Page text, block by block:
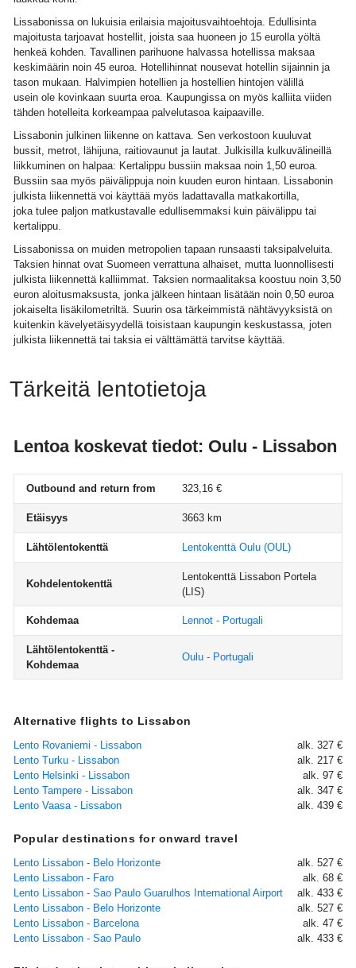
Lissabonissa on lukuisia erilaisia majoitusvaihtoehtoja. Edullisinta
majoitusta tarjoavat hostellit, joista saa huoneen jo 15 eurolla yöltä
henkeä kohden. Tavallinen parihuone halvassa hotellissa maksaa
keskimäärin noin 45 euroa. Hotellihinnat nousevat hotellin sijainnin ja
tason mukaan. Halvimpien hotellien ja hostellien hintojen välillä
usein ole kovinkaan suurta eroa. Kaupungissa on myös kalliita viiden
tähden hotelleita korkeampaa palvelutasoa kaipaaville.
Lissabonin julkinen liikenne on kattava. Sen verkostoon kuuluvat
bussit, metrot, lähijuna, raitiovaunut ja lautat. Julkisilla kulkuvälineillä
liikkuminen on halpaa: Kertalippu bussiin maksaa noin 1,50 euroa.
Bussiin saa myös päivälippuja noin kuuden euron hintaan. Lissabonin
julkista liikennettä voi käyttää myös ladattavalla matkakortilla,
joka tulee paljon matkustavalle edullisemmaksi kuin päivälippu tai
kertalippu.
Lissabonissa on muiden metropolien tapaan runsaasti taksipalveluita.
Taksien hinnat ovat Suomeen verrattuna alhaiset, mutta luonnollisesti
julkista liikennettä kalliimmat. Taksien normaalitaksa koostuu noin 3,50
euron aloitusmaksusta, jonka jälkeen hintaan lisätään noin 0,50 euroa
jokaiselta lisäkilometriltä. Suurin osa tärkeimmistä nähtävyyksistä on
kuitenkin kävelyetäisyydellä toisistaan kaupungin keskustassa, joten
julkista liikennettä tai taksia ei välttämättä tarvitse käyttää.
Tärkeitä lentotietoja
Lentoa koskevat tiedot: Oulu - Lissabon
Outbound and return from 323,16 €
Etäisyys 3663 km
Lähtölentokenttä Lentokenttä Oulu (OUL)
Kohdelentokenttä
Lentokenttä Lissabon Portela
(LIS)
Kohdemaa Lennot - Portugali
Lähtölentokenttä -
Kohdemaa
Oulu - Portugali
Alternative flights to Lissabon
Lento Rovaniemi - Lissabon
alk. 327 €
Lento Turku - Lissabon
alk. 217 €
Lento Helsinki - Lissabon
alk. 97 €
Lento Tampere - Lissabon
alk. 347 €
Lento Vaasa - Lissabon
alk. 439 €
Popular destinations for onward travel
Lento Lissabon - Belo Horizonte
alk. 527 €
Lento Lissabon - Faro
alk. 68 €
Lento Lissabon - Sao Paulo Guarulhos International Airport
alk. 433 €
Lento Lissabon - Belo Horizonte
alk. 527 €
Lento Lissabon - Barcelona
alk. 47 €
Lento Lissabon - Sao Paulo
alk. 433 €